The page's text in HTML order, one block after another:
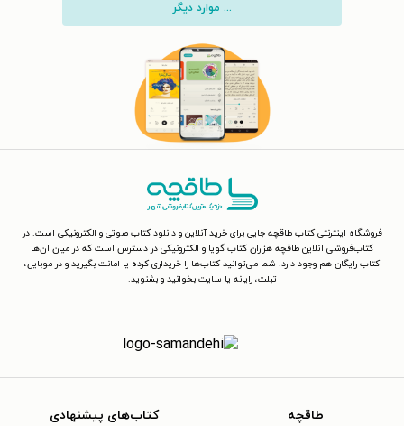
... موارد دیگر
فروشگاه اینترنتی کتاب طاقچه جایی برای خرید آنلاین و دانلود کتاب صوتی و الکترونیکی است. در
کتاب‌فروشی آنلاین طاقچه هزاران کتاب گویا و الکترونیکی در دسترس است که در میان آن‌ها
کتاب رایگان هم وجود دارد. شما می‌توانید کتاب‌ها را خریداری کرده یا امانت بگیرید و در موبایل،
تبلت، رایانه یا سایت بخوانید و بشنوید.
طاقچه کتاب‌های پیشنهادی